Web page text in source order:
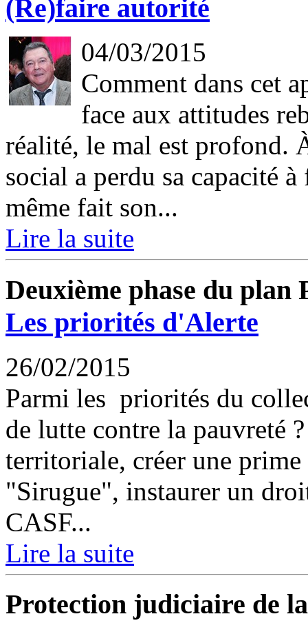
(Re)faire autorité
04/03/2015
Comment dans cet
face aux attitudes
réalité, le mal est profond.
social a perdu sa capacité
même fait son...
Lire la suite
Deuxième phase du plan
Les priorités d'Alerte
26/02/2015
Parmi les priorités du
de lutte contre la pauvreté
territoriale, créer une
"Sirugue", instaurer un
CASF...
Lire la suite
Protection judiciaire de